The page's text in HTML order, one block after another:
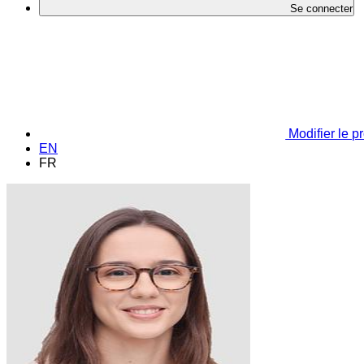
Se connecter
Modifier le
EN
FR